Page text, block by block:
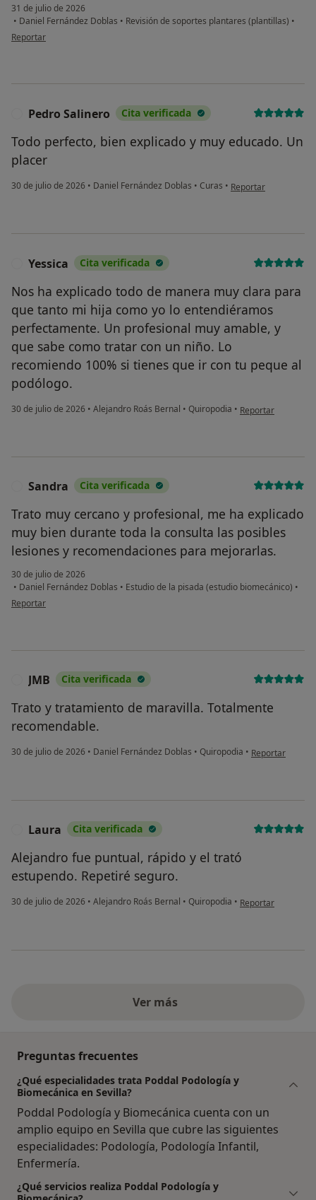
31 de julio de 2026
• Daniel Fernández Doblas • Revisión de soportes plantares (plantillas) •
en opinión del usuario DGB
Reportar
Pedro Salinero Cita verificada
Todo perfecto, bien explicado y muy educado. Un
placer
30 de julio de 2026 • Daniel Fernández Doblas • Curas • en opinión del
Reportar
Yessica Cita verificada
Nos ha explicado todo de manera muy clara para
que tanto mi hija como yo lo entendiéramos
perfectamente. Un profesional muy amable, y
que sabe como tratar con un niño. Lo
recomiendo 100% si tienes que ir con tu peque al
podólogo.
30 de julio de 2026 • Alejandro Roás Bernal • Quiropodia • en opinión del
Reportar
Sandra Cita verificada
Trato muy cercano y profesional, me ha explicado
muy bien durante toda la consulta las posibles
lesiones y recomendaciones para mejorarlas.
30 de julio de 2026
• Daniel Fernández Doblas • Estudio de la pisada (estudio biomecánico) •
en opinión del usuario Sandra
Reportar
JMB Cita verificada
Trato y tratamiento de maravilla. Totalmente
recomendable.
30 de julio de 2026 • Daniel Fernández Doblas • Quiropodia • en opinión del
Reportar
Laura Cita verificada
Alejandro fue puntual, rápido y el trató
estupendo. Repetiré seguro.
30 de julio de 2026 • Alejandro Roás Bernal • Quiropodia • en opinión del
Reportar
Ver más
Preguntas frecuentes
¿Qué especialidades trata Poddal Podología y
Biomecánica en Sevilla?
Poddal Podología y Biomecánica cuenta con un
amplio equipo en Sevilla que cubre las siguientes
especialidades: Podología, Podología Infantil,
Enfermería.
¿Qué servicios realiza Poddal Podología y